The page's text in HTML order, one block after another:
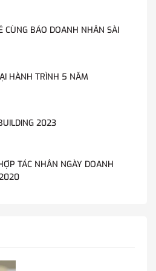
CÙNG BÁO DOANH NHÂN SÀI
HÀNH TRÌNH 5 NĂM
2023
TÁC NHÂN NGÀY DOANH